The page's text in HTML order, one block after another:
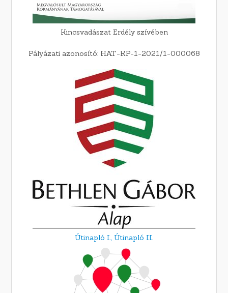
Kincsvadászat Erdély szívében
Pályázati azonosító: HAT-KP-1-2021/1-000068
Útinapló I., Útinapló II.